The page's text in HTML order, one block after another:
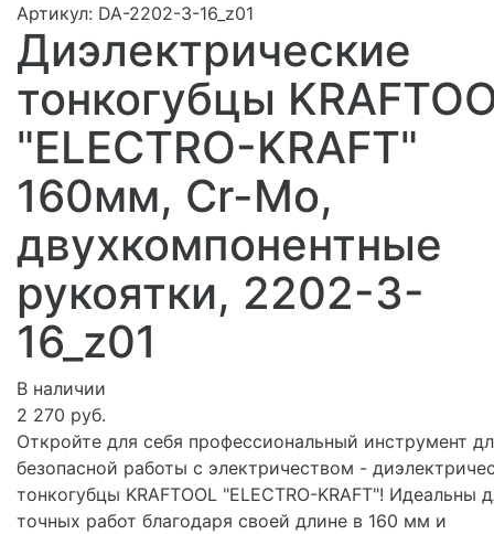
Артикул: DA-2202-3-16_z01
Диэлектрические
тонкогубцы
"ELECTRO-KRAFT"
160мм, Cr-Mo,
двухкомпонентные
рукоятки, 2202-3-
16_z01
В наличии
2 270 руб.
Откройте для себя профессиональный инструмент
безопасной работы с электричеством -
тонкогубцы KRAFTOOL "ELECTRO-KRAFT"! Идеальны
точных работ благодаря своей длине в 160 мм и